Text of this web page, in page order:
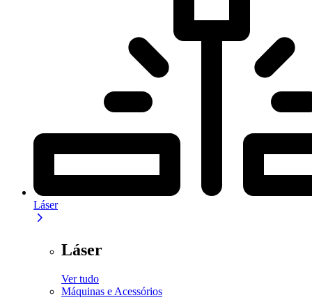
Láser
Láser
Ver tudo
Máquinas e Acessórios